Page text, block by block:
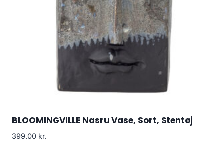
BLOOMINGVILLE Nasru Vase, Sort, Stentøj
399.00 kr.